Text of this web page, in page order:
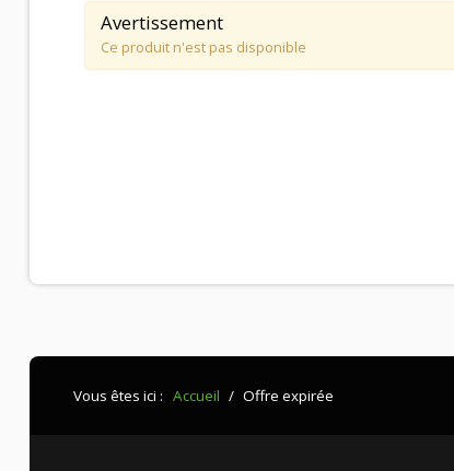
EntreprisesAvertissement
Ce produit n'est pas disponible
Vous êtes ici : Accueil / Offre expirée